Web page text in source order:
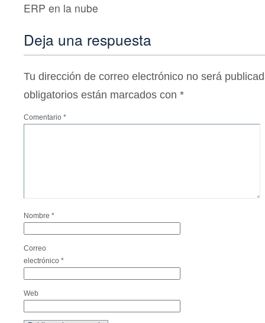
ERP en la nube
Deja una respuesta
Tu dirección de correo electrónico no será
obligatorios están marcados con *
Comentario *
Nombre *
Correo
electrónico *
Web